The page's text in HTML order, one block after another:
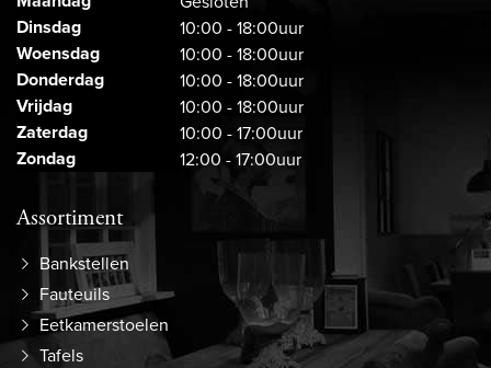
Dinsdag 10:00 - 18:00uur
Woensdag 10:00 - 18:00uur
Donderdag 10:00 - 18:00uur
Vrijdag 10:00 - 18:00uur
Zaterdag 10:00 - 17:00uur
Zondag 12:00 - 17:00uur
Assortiment
Bankstellen
Fauteuils
Eetkamerstoelen
Tafels